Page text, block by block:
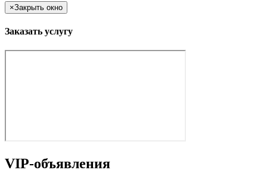
×Закрыть окно
Заказать услугу
VIP-объявления